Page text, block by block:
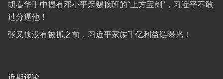
胡春华手中握有邓小平亲赐接班的“上方宝剑”，习近平不敢
过分逼他！
张又侠没有被抓之前，习近平家族千亿利益链曝光！